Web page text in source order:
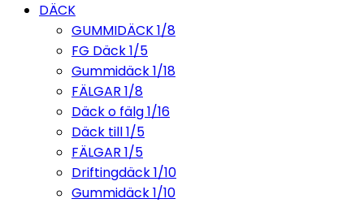
DÄCK
GUMMIDÄCK 1/8
FG Däck 1/5
Gummidäck 1/18
FÄLGAR 1/8
Däck o fälg 1/16
Däck till 1/5
FÄLGAR 1/5
Driftingdäck 1/10
Gummidäck 1/10